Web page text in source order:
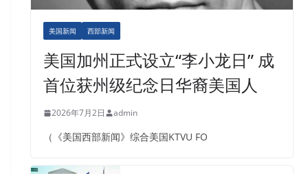
美国新闻 西部新闻
美国加州正式设立“李小龙日” 成
首位获州级纪念日华裔美国人
2026年7月2日 admin
（《美国西部新闻》综合美国KTVU FO